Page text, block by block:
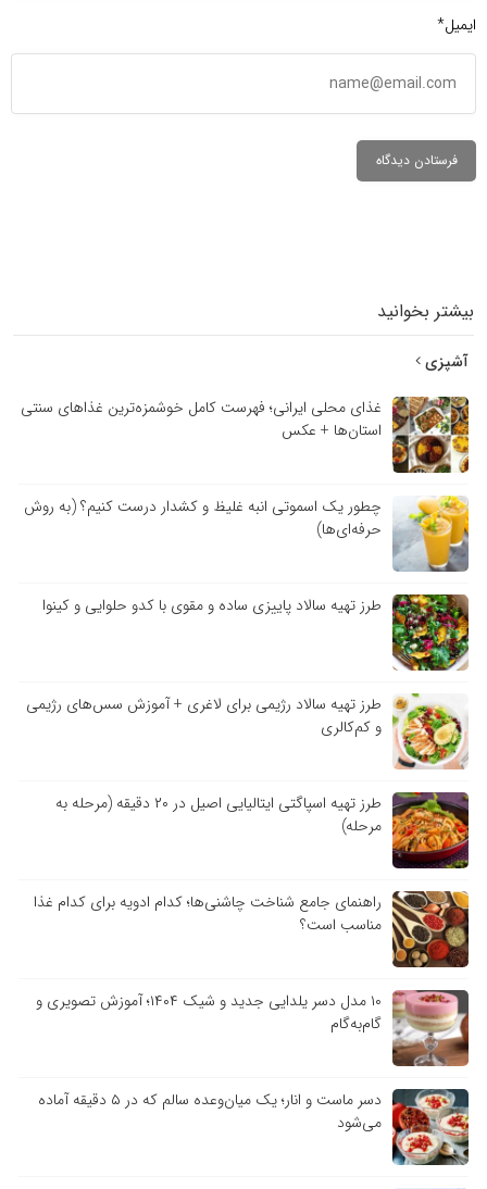
ایمیل*
بیشتر بخوانید
آشپزی
غذای محلی ایرانی؛ فهرست کامل خوشمزه‌ترین غذاهای سنتی
استان‌ها + عکس
چطور یک اسموتی انبه غلیظ و کشدار درست کنیم؟ (به روش
حرفه‌ای‌ها)
طرز تهیه سالاد پاییزی ساده و مقوی با کدو حلوایی و کینوا
طرز تهیه سالاد رژیمی برای لاغری + آموزش سس‌های رژیمی
و کم‌کالری
طرز تهیه اسپاگتی ایتالیایی اصیل در ۲۰ دقیقه (مرحله به
مرحله)
راهنمای جامع شناخت چاشنی‌ها؛ کدام ادویه برای کدام غذا
مناسب است؟
۱۰ مدل دسر یلدایی جدید و شیک ۱۴۰۴؛ آموزش تصویری و
گام‌به‌گام
دسر ماست و انار؛ یک میان‌وعده سالم که در ۵ دقیقه آماده
می‌شود